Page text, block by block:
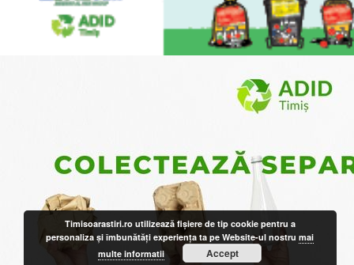
Timisoarastiri.ro utilizează fişiere de tip cookie pentru a
personaliza și îmbunătăți experiența ta pe Website-ul nostrumai
multe informatii
Accept